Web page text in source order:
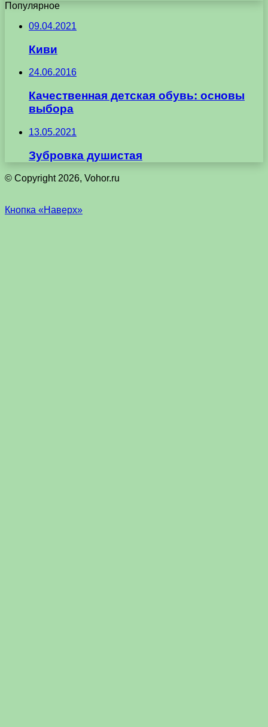
Популярное
09.04.2021
Киви
24.06.2016
Качественная детская обувь: основы
выбора
13.05.2021
Зубровка душистая
© Copyright 2026, Vohor.ru
Кнопка «Наверх»